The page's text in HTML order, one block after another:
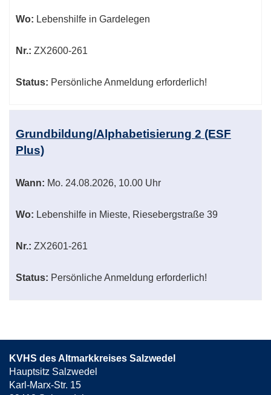
Wo: Lebenshilfe in Gardelegen
Nr.: ZX2600-261
Status: Persönliche Anmeldung erforderlich!
Grundbildung/Alphabetisierung 2 (ESF
Plus)
Wann: Mo. 24.08.2026, 10.00 Uhr
Wo: Lebenshilfe in Mieste, Riesebergstraße 39
Nr.: ZX2601-261
Status: Persönliche Anmeldung erforderlich!
KVHS des Altmarkkreises Salzwedel
Hauptsitz Salzwedel
Karl-Marx-Str. 15